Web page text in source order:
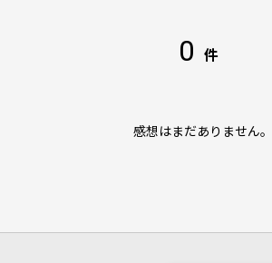
0 件
感想はまだありません。